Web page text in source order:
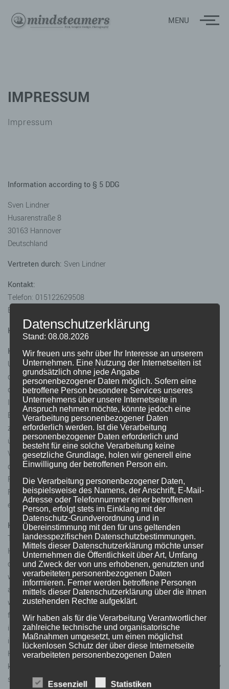
MENU
IMPRESSUM
Impressum
Information according to § 5 DDG
Sven Lindner
Husarenstraße 8
30163 Hannover
Deutschland
Vertreten durch: Sven Lindner
Kontakt:
Telefon: 015122629508
E-Mail:
Haftungsausschluss
Haftung für Links:
Unser Angebot enthält Links zu externen Webseiten Dritter, auf
deren Inhalte wir keinen Einfluss haben. Deshalb können wir für
diese fremden Inhalte auch keine Gewähr übernehmen. Für die
Inhalte der verlinkten Seiten ist stets der jeweilige Anbieter oder
Betreiber der Seiten verantwortlich. Die verlinkten Seiten wurden
zum Zeitpunkt der Verlinkung auf mögliche Rechtsverstöße
überprüft. Rechtswidrige Inhalte waren zum Zeitpunkt der
Verlinkung nicht erkennbar. Eine permanente inhaltliche Kontrolle
der verlinkten Seiten ist jedoch ohne konkrete Anhaltspunkte einer
Rechtsverletzung nicht zumutbar. Bei Bekanntwerden von
Rechtsverletzungen werden wir derartige Links umgehend
entfernen.
Haftung für Inhalt:
The contents of our pages were created with the greatest care.
However, we cannot assume any liability for the correctness,
completeness and topicality of the contents. As a service provider,
we are responsible for our own content on these pages in
accordance with § 5 DDG and general laws. According to § 5 DDG
we are not obliged to monitor transmitted or stored information
from third parties or to investigate circumstances that indicate
illegal activity. Obligations to remove or block the use of
information according to general laws remain unaffected.
However, liability in this respect is only possible from the time of
knowledge of a concrete infringement. If we become aware of any
such violations, we will remove the content in question
Datenschutzerklärung
Stand: 08.08.2026
Wir freuen uns sehr über Ihr Interesse an unserem
Unternehmen. Eine Nutzung der Internetseiten ist
grundsätzlich ohne jede Angabe
personenbezogener Daten möglich. Sofern eine
betroffene Person besondere Services unseres
Unternehmens über unsere Internetseite in
Anspruch nehmen möchte, könnte jedoch eine
Verarbeitung personenbezogener Daten
erforderlich werden. Ist die Verarbeitung
personenbezogener Daten erforderlich und
besteht für eine solche Verarbeitung keine
gesetzliche Grundlage, holen wir generell eine
Einwilligung der betroffenen Person ein.
Die Verarbeitung personenbezogener Daten,
beispielsweise des Namens, der Anschrift, E-Mail-
Adresse oder Telefonnummer einer betroffenen
Person, erfolgt stets im Einklang mit der
Datenschutz-Grundverordnung und in
Übereinstimmung mit den für uns geltenden
landesspezifischen Datenschutzbestimmungen.
Mittels dieser Datenschutzerklärung möchte unser
Unternehmen die Öffentlichkeit über Art, Umfang
und Zweck der von uns erhobenen, genutzten und
verarbeiteten personenbezogenen Daten
informieren. Ferner werden betroffene Personen
mittels dieser Datenschutzerklärung über die ihnen
zustehenden Rechte aufgeklärt.
Wir haben als für die Verarbeitung Verantwortlicher
zahlreiche technische und organisatorische
Maßnahmen umgesetzt, um einen möglichst
lückenlosen Schutz der über diese Internetseite
verarbeiteten personenbezogenen Daten
Sicherheitslücken aufweisen, sodass ein absoluter
Essenziell Statistiken